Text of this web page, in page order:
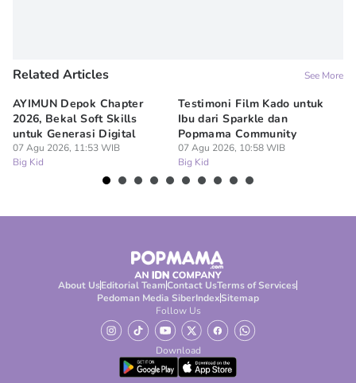
Related Articles See More
AYIMUN Depok Chapter
2026, Bekal Soft Skills
untuk Generasi Digital
07 Agu 2026, 11:53 WIB
Big Kid
Testimoni Film Kado untuk
Ibu dari Sparkle dan
Popmama Community
07 Agu 2026, 10:58 WIB
Big Kid
About UsEditorial TeamContact UsTerms of Services
Pedoman Media SiberIndexSitemap
Follow Us
Download